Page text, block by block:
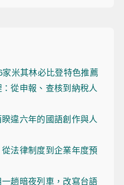
米其林必比登特色推薦
從申報、查核到納稅人
違六年的國語創作與人
法律制度到企業年度預
趟暗夜列車，改寫台語